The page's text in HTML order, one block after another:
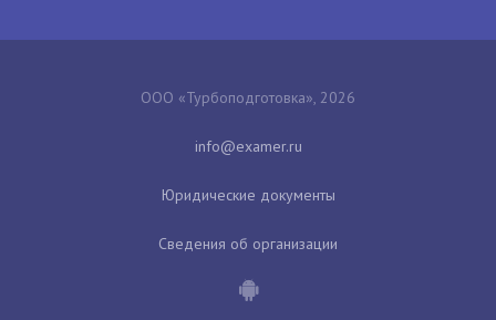
ООО «Турбоподготовка», 2026
Юридические документы
Сведения об организации